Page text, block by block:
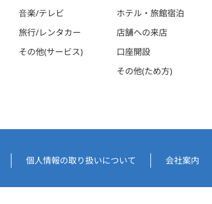
音楽/テレビ
旅行/レンタカー
その他(サービス)
ホテル・旅館宿泊
店舗への来店
口座開設
その他(ため方)
個人情報の取り扱いについて 会社案内